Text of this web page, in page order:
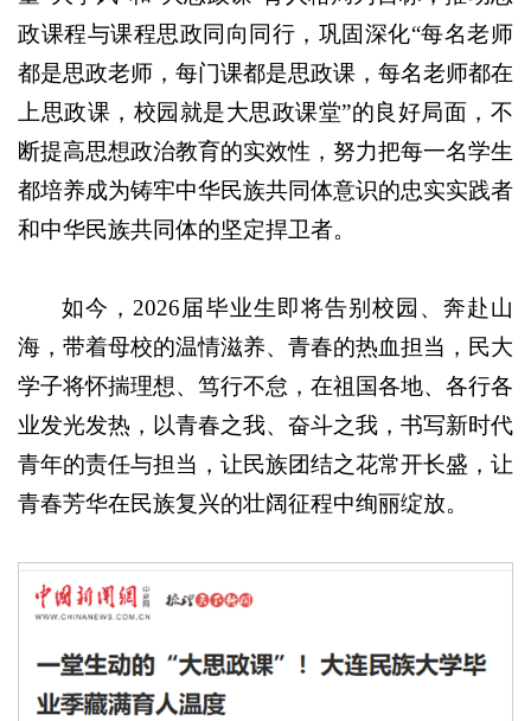
政课程与课程思政同向同行，巩固深化“每名老师
都是思政老师，每门课都是思政课，每名老师都在
上思政课，校园就是大思政课堂”的良好局面，不
断提高思想政治教育的实效性，努力把每一名学生
都培养成为铸牢中华民族共同体意识的忠实实践者
和中华民族共同体的坚定捍卫者。
如今，2026届毕业生即将告别校园、奔赴山
海，带着母校的温情滋养、青春的热血担当，民大
学子将怀揣理想、笃行不怠，在祖国各地、各行各
业发光发热，以青春之我、奋斗之我，书写新时代
青年的责任与担当，让民族团结之花常开长盛，让
青春芳华在民族复兴的壮阔征程中绚丽绽放。